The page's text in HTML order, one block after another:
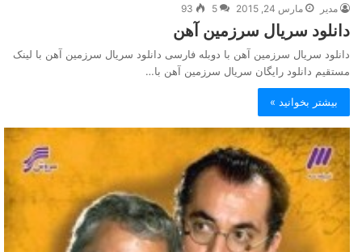
مدیر مارس 24, 2015 5
93
دانلود سریال سرزمین آهن
دانلود سریال سرزمین آهن با دوبله فارسی دانلود سریال سرزمین آهن با لینک
مستقیم دانلود رایگان سریال سرزمین آهن با…
بیشتر بخوانید »